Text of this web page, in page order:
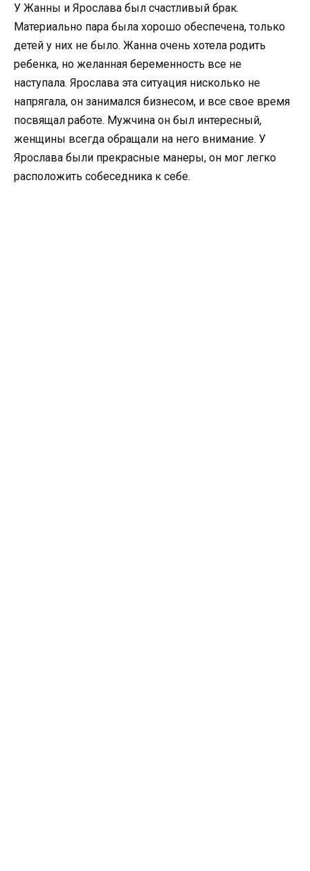
У Жанны и Ярослава был счастливый брак.
Материально пара была хорошо обеспечена, только
детей у них не было. Жанна очень хотела родить
ребенка, но желанная беременность все не
наступала. Ярослава эта ситуация нисколько не
напрягала, он занимался бизнесом, и все свое время
посвящал работе. Мужчина он был интересный,
женщины всегда обращали на него внимание. У
Ярослава были прекрасные манеры, он мог легко
расположить собеседника к себе.